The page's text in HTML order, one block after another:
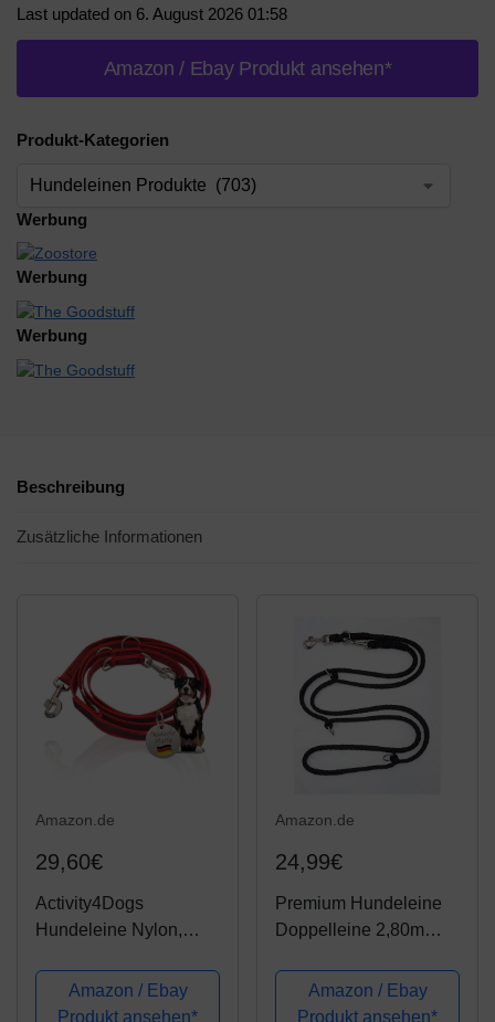
Last updated on 6. August 2026 01:58
Amazon / Ebay Produkt ansehen*
Produkt-Kategorien
Werbung
Werbung
Werbung
Beschreibung
Zusätzliche Informationen
Amazon.de
29,60€
Activity4Dogs
Hundeleine Nylon,
2,80 m lang, 4-Fach
verstellbar, Multileine,
Amazon / Ebay
Produkt ansehen*
Amazon.de
24,99€
Premium Hundeleine
Doppelleine 2,80m
schwarz
Umhängeleine Top
Amazon / Ebay
Produkt ansehen*